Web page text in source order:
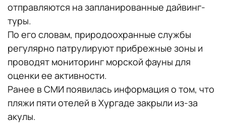
отправляются на запланированные дайвинг-
туры.
По его словам, природоохранные службы
регулярно патрулируют прибрежные зоны и
проводят мониторинг морской фауны для
оценки ее активности.
Ранее в СМИ появилась информация о том, что
пляжи пяти отелей в Хургаде закрыли из-за
акулы.